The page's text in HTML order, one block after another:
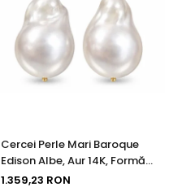
Cercei Perle Mari Baroque
Edison Albe, Aur 14K, Formă
Organică | KASKADDA®
1.359,23 RON